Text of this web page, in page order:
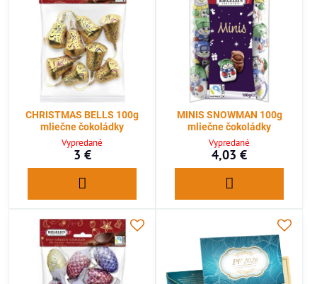
CHRISTMAS BELLS 100g
mliečne čokoládky
Vypredané
3 €
MINIS SNOWMAN 100g
mliečne čokoládky
Vypredané
4,03 €